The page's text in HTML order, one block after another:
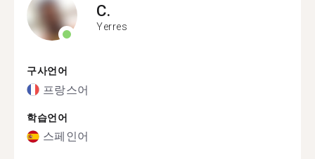
C.
Yerres
구사언어
프랑스어
학습언어
스페인어